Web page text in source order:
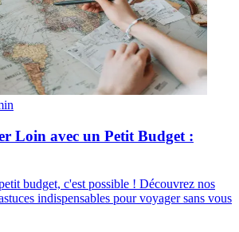
Loin avec un Petit Budget :
budget, c'est possible ! Découvrez nos
indispensables pour voyager sans vous